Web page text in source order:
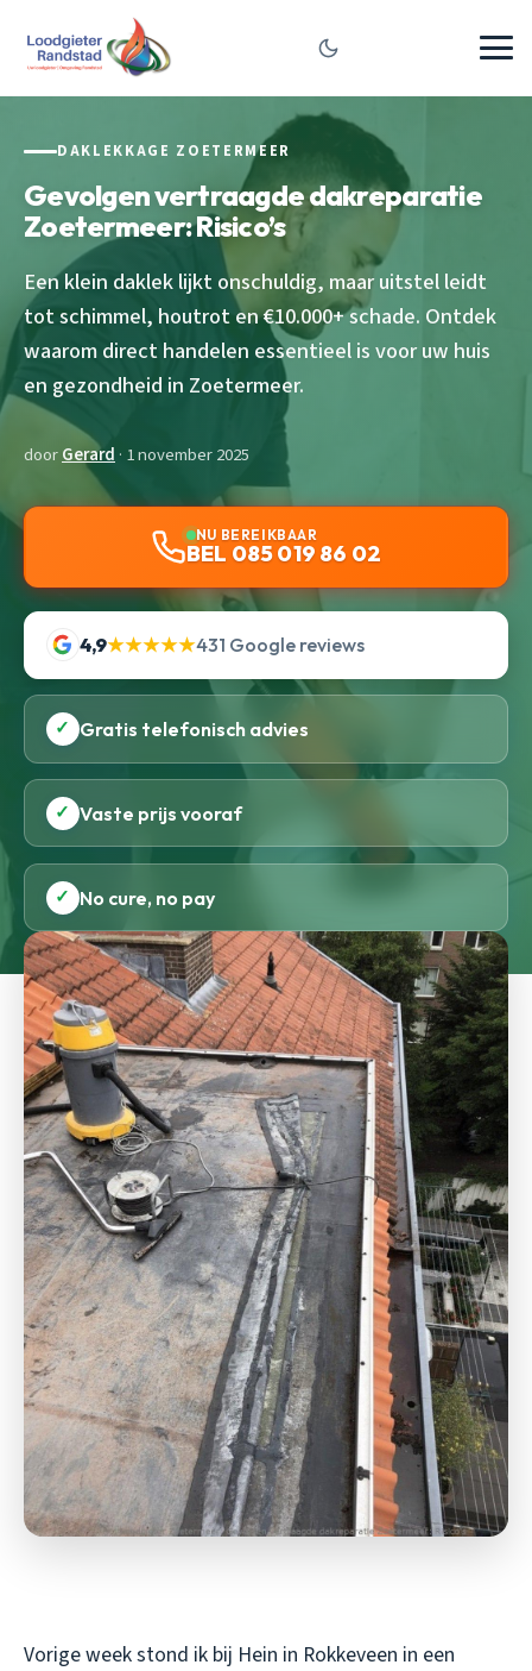
DAKLEKKAGE ZOETERMEER
Gevolgen vertraagde dakreparatie
Zoetermeer: Risico’s
Een klein daklek lijkt onschuldig, maar uitstel leidt
tot schimmel, houtrot en €10.000+ schade. Ontdek
waarom direct handelen essentieel is voor uw huis
en gezondheid in Zoetermeer.
doorGerard · 1 november 2025
NU BEREIKBAAR
BEL 085 019 86 02
4,9★★★★★431 Google reviews
✓ Gratis telefonisch advies
✓ Vaste prijs vooraf
✓ No cure, no pay
Vorige week stond ik bij Hein in Rokkeveen in een